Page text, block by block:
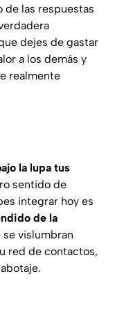
de las respuestas
dejes de gastar
a los demás y
realmente
la lupa tus
sentido de
integrar hoy es
de la
se vislumbran
red de contactos,